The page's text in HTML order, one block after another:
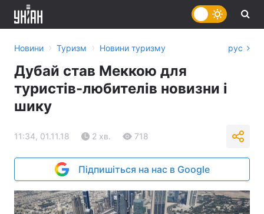
Новини › Туризм › Новини туризму рус
Дубай став Меккою для
туристів-любителів новизни і
шику
11:34, 01.11.18 2 хв. 718
Підпишіться на нас в Google